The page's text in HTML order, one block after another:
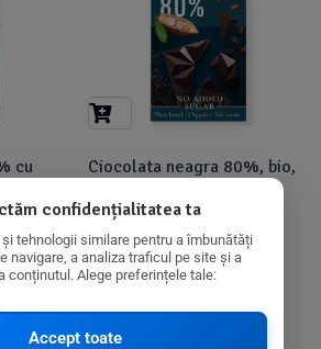
cu
Ciocolata neagra 80%, bio,
16,64
confidențialitatea ta
tehnologii similare pentru a îmbunătăți
navigare, a analiza traficul pe site și a
conținutul. Alege preferințele tale:
Accept toate